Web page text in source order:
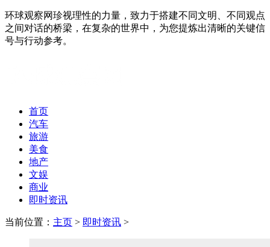
环球观察网珍视理性的力量，致力于搭建不同文明、不同观点
之间对话的桥梁，在复杂的世界中，为您提炼出清晰的关键信
号与行动参考。
首页
汽车
旅游
美食
地产
文娱
商业
即时资讯
当前位置： 主页 > 即时资讯 >